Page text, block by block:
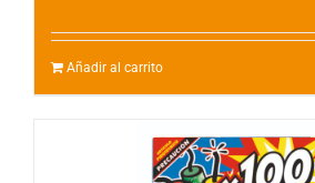
Añadir al carrito